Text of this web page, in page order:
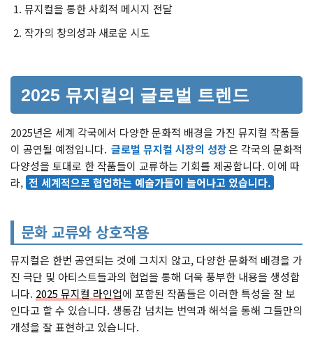
뮤지컬을 통한 사회적 메시지 전달
작가의 창의성과 새로운 시도
2025 뮤지컬의 글로벌 트렌드
2025년은 세계 각국에서 다양한 문화적 배경을 가진 뮤지컬 작품들
이 공연될 예정입니다. 글로벌 뮤지컬 시장의 성장은 각국의 문화적
다양성을 토대로 한 작품들이 교류하는 기회를 제공합니다. 이에 따
라, 전 세계적으로 협업하는 예술가들이 늘어나고 있습니다.
문화 교류와 상호작용
뮤지컬은 한번 공연되는 것에 그치지 않고, 다양한 문화적 배경을 가
진 극단 및 아티스트들과의 협업을 통해 더욱 풍부한 내용을 생성합
니다. 2025 뮤지컬 라인업에 포함된 작품들은 이러한 특성을 잘 보
인다고 할 수 있습니다. 생동감 넘치는 번역과 해석을 통해 그들만의
개성을 잘 표현하고 있습니다.